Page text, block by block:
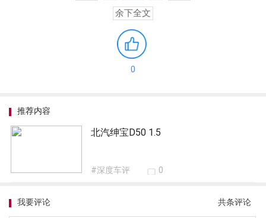
余下全文
0
推荐内容
北汽绅宝D50 1.5
#深度车评 0
共条评论
我要评论